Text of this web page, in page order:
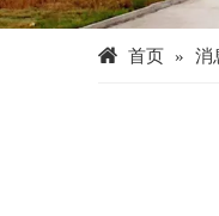
首页 » 消